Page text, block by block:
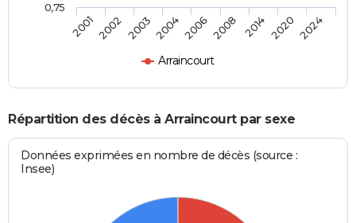
Arraincourt
20012002 2003200420062008 2014 2020 2024
0,75
Répartition des décès à Arraincourt par sexe
Données exprimées en nombre de décès (source :
Insee)